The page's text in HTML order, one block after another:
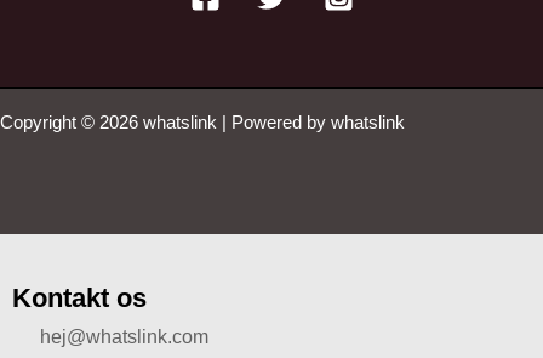
Copyright © 2026 whatslink | Powered by whatslink
Kontakt os
hej@whatslink.com